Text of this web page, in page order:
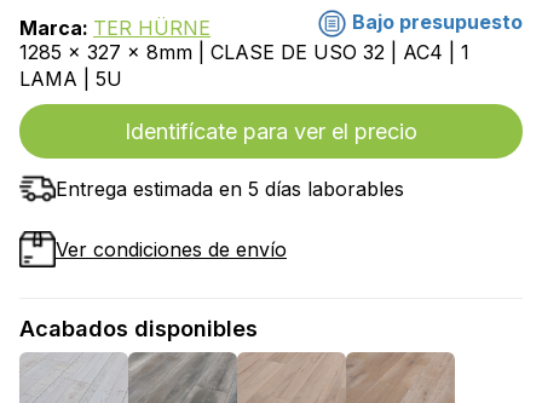
Marca: TER HÜRNE
Bajo presupuesto
1285 x 327 x 8mm | CLASE DE USO 32 | AC4 | 1
LAMA | 5U
Identifícate para ver el precio
Entrega estimada en 5 días laborables
Ver condiciones de envío
Acabados disponibles